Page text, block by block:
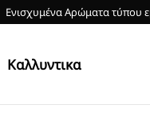
Ενισχυμένα Αρώματα τύπου
Kαλλυντικα